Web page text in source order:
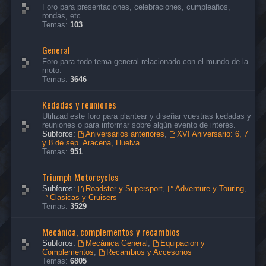
Foro para presentaciones, celebraciones, cumpleaños,
rondas, etc.
Temas: 103
General
Foro para todo tema general relacionado con el mundo de la
moto.
Temas: 3646
Kedadas y reuniones
Utilizad este foro para plantear y diseñar vuestras kedadas y
reuniones o para informar sobre algún evento de interés.
Subforos:
Aniversarios anteriores,
XVI Aniversario: 6, 7
y 8 de sep. Aracena, Huelva
Temas: 951
Triumph Motorcycles
Subforos: Roadster y Supersport, Adventure y Touring,
Clasicas y Cruisers
Temas: 3529
Mecánica, complementos y recambios
Subforos: Mecánica General ,
Equipacion y
Complementos,
Recambios y Accesorios
Temas: 6805